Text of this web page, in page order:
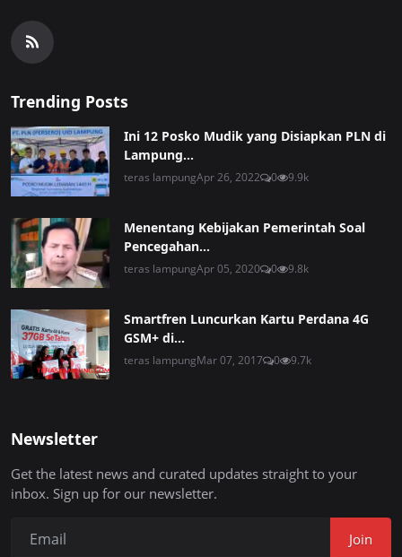
Trending Posts
Ini 12 Posko Mudik yang Disiapkan PLN di
Lampung...
teras lampungApr 26, 2022 0 9.9k
Menentang Kebijakan Pemerintah Soal
Pencegahan...
teras lampungApr 05, 2020 0 9.8k
Smartfren Luncurkan Kartu Perdana 4G
GSM+ di...
teras lampungMar 07, 2017 0 9.7k
Newsletter
Get the latest news and curated updates straight to your
inbox. Sign up for our newsletter.
Join